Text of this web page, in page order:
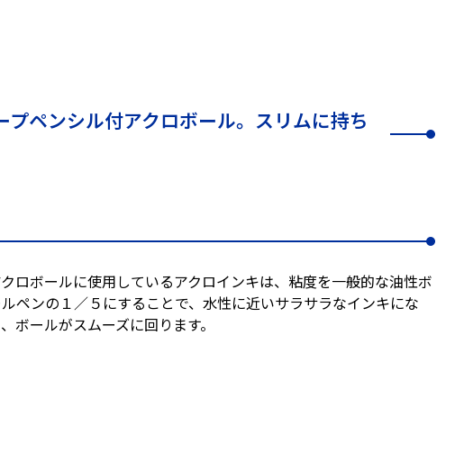
ペンシル付アクロボール。スリムに持ち
ロボールに使用しているアクロインキは、粘度を一般的な油性ボ
ペンの１／５にすることで、水性に近いサラサラなインキにな
ボールがスムーズに回ります。